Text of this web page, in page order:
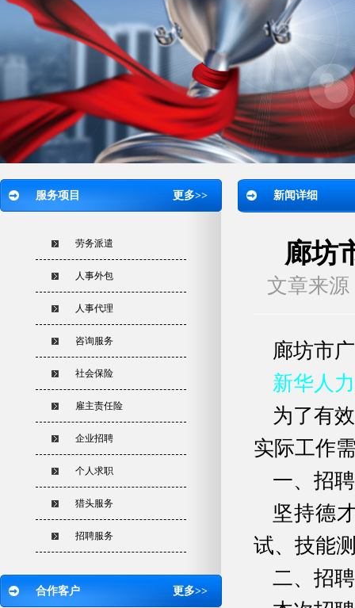
新闻详细
廊坊
文章来源
廊坊市
新华人力
为了有
实际工作
一、招
坚持德
试、技能
二、招
服务项目 更多>>
劳务派遣
人事外包
人事代理
咨询服务
社会保险
雇主责任险
企业招聘
个人求职
猎头服务
招聘服务
合作客户 更多>>